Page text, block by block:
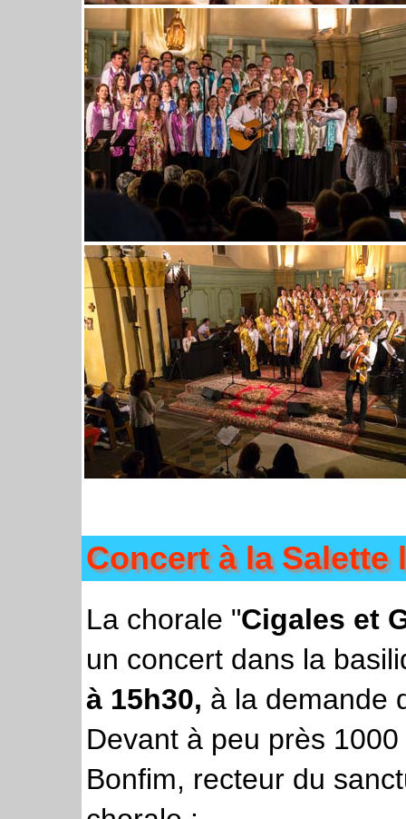
Concert à la Salette
La chorale "Cigales et
un concert dans la
à 15h30, à la demande
Devant à peu près
Bonfim, recteur du